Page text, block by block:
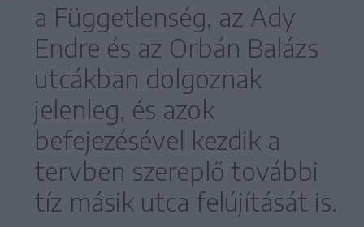
a Függetlenség, az Ady
Endre és az Orbán Balázs
utcákban dolgoznak
jelenleg, és azok
befejezésével kezdik a
tervben szereplő további
tíz másik utca felújítását is.